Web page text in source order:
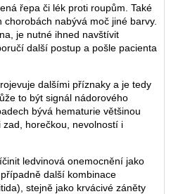
řepa či lék proti roupům. Také
nabývá moč jiné barvy.
je nutné ihned navštívit
další postup a pošle pacienta
dalšími příznaky a je tedy
to být signál nádorového
bývá hematurie většinou
horečkou, nevolností i
ledvinová onemocnění jako
další kombinace
stejně jako krvácivé záněty